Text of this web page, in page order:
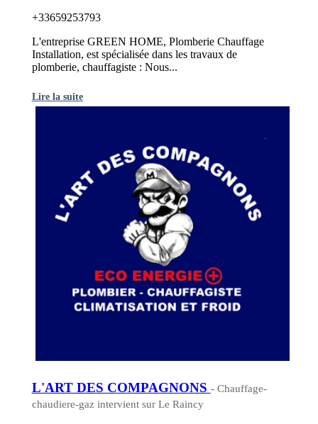
+33659253793
L'entreprise GREEN HOME, Plomberie Chauffage
Installation, est spécialisée dans les travaux de
plomberie, chauffagiste : Nous...
Lire la suite
L'ART DES COMPAGNONS - Chauffage-
chaudiere-gaz intervient sur Le Raincy